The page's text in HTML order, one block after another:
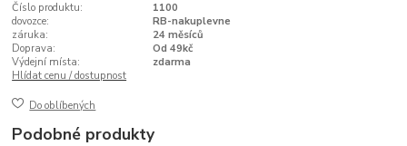
Číslo produktu:
1100
dovozce:
RB-nakuplevne
záruka:
24 měsíců
Doprava:
Od 49kč
Výdejní místa:
zdarma
Hlídat cenu / dostupnost
Do oblíbených
Podobné produkty